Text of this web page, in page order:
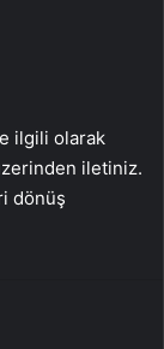
ilgili olarak
iletiniz.
dönüş